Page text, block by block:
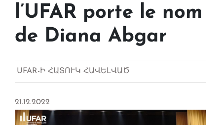
l’UFAR porte le nom
de Diana Abgar
UFAR-Ի ՀԱՏՈՒԿ ՀԱՎԵԼՎԱԾ
21.12.2022